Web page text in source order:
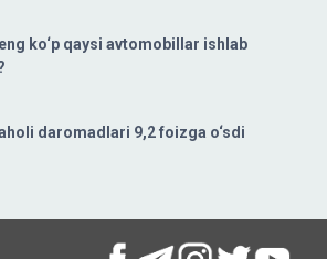
ko‘p qaysi avtomobillar ishlab
daromadlari 9,2 foizga o‘sdi